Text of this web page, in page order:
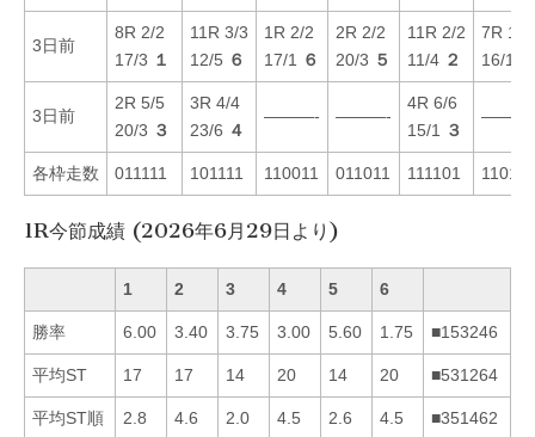
3日前
8R 2/2
17/3 １
11R 3/3
12/5 ６
1R 2/2
17/1
６
2R 2/2
20/3 ５
11R 2/2
11/4 ２
7R 1/1
16/1
3日前
2R 5/5
20/3 ３
3R 4/4
23/6 ４
———- ———-
4R 6/6
15/1
３
各枠走数 011111 101111 110011 011011 111101 110110
1R今節成績 (2026年6月29日より)
1 2 3 4 5 6
勝率 6.00 3.40 3.75 3.00 5.60 1.75 ■153246
平均ST 17 17 14 20 14 20 ■531264
平均ST順 2.8 4.6 2.0 4.5 2.6 4.5 ■351462